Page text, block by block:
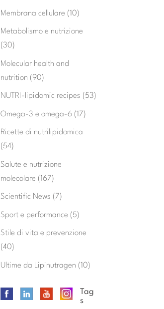
Membrana cellulare (10)
Metabolismo e nutrizione
(30)
Molecular health and
nutrition (90)
NUTRI-lipidomic recipes (53)
Omega-3 e omega-6 (17)
Ricette di nutrilipidomica
(54)
Salute e nutrizione
molecolare (167)
Scientific News (7)
Sport e performance (5)
Stile di vita e prevenzione
(40)
Ultime da Lipinutragen (10)
Tag
s